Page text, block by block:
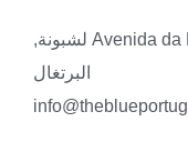
Avenida da Liberdade, 245, 3B, 1250-143 لشبونة,
البرتغال